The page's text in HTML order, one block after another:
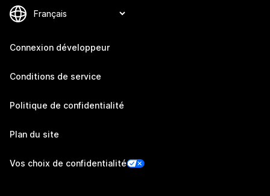
Connexion développeur
Conditions de service
Politique de confidentialité
Plan du site
Vos choix de confidentialité